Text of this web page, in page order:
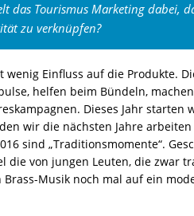
das Tourismus Marketing dabei,
zu verknüpfen?
wenig Einfluss auf die Produkte.
helfen beim Bündeln,
Dieses Jahr
wir die nächsten Jahre
sind „Traditionsmomente“.
die von jungen Leuten, die zwar
Musik noch mal auf ein